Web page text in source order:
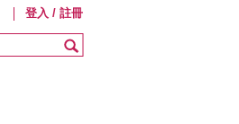
登入 / 註冊